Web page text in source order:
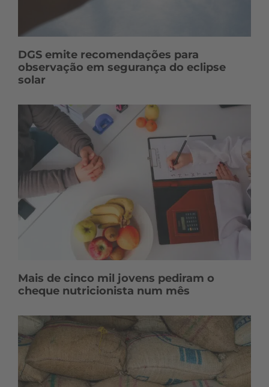
DGS emite recomendações para
observação em segurança do eclipse
solar
Mais de cinco mil jovens pediram o
cheque nutricionista num mês